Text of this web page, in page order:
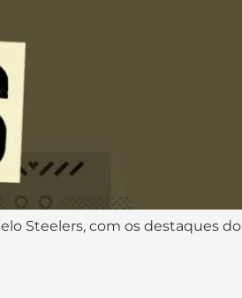
Steelers, com os destaques do